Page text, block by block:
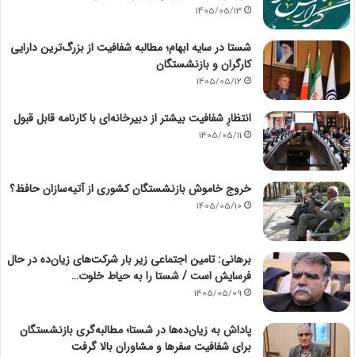
1405/05/13
شستا در سایه ابهام؛ مطالبه شفافیت از بزرگ‌ترین دارایی
کارگران و بازنشستگان
1405/05/12
انتظارِ شفافیت بیشتر از دبیرخانه‌ای با کارنامه قابل قبول
1405/05/11
خروج خاموش بازنشستگان کشوری از آتیه‌سازان حافظ؟
1405/05/10
برهانی: تامین اجتماعی زیر بار شرکت‌های زیان‌ده در حال
فرسایش است / شستا را به حیاط خلوت…
1405/05/09
پاداش به زیان‌ده‌ها در شستا؛ مطالبه‌گری بازنشستگان
برای شفافیت سفرها و مشاوران بالا گرفت